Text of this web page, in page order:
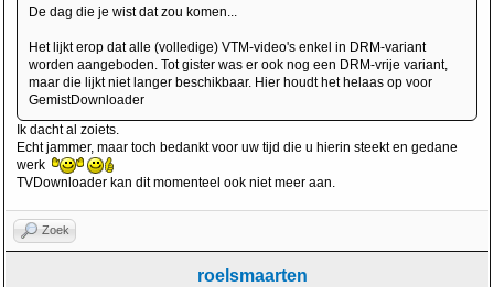
De dag die je wist dat zou komen...
Het lijkt erop dat alle (volledige) VTM-video's enkel in DRM-variant
worden aangeboden. Tot gister was er ook nog een DRM-vrije variant,
maar die lijkt niet langer beschikbaar. Hier houdt het helaas op voor
GemistDownloader
Ik dacht al zoiets.
Echt jammer, maar toch bedankt voor uw tijd die u hierin steekt en gedane
werk
TVDownloader kan dit momenteel ook niet meer aan.
Zoek
roelsmaarten